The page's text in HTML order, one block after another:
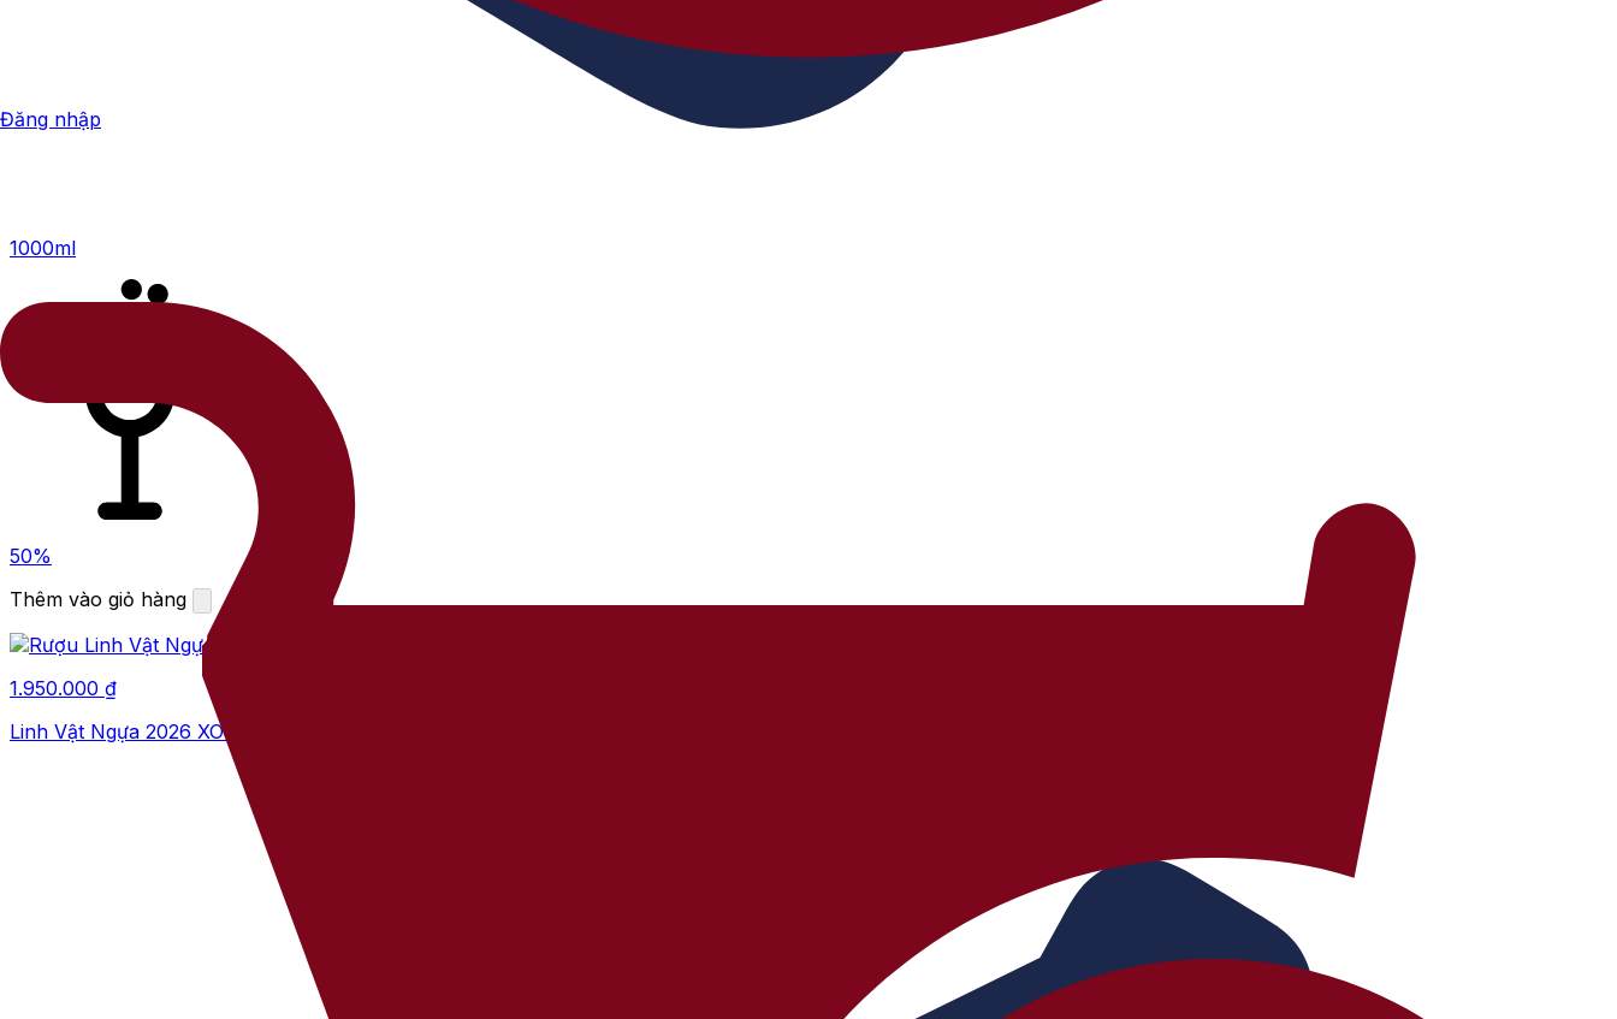
Đăng nhập
1000ml
50%
Thêm vào giỏ hàng
1.950.000 ₫
Linh Vật Ngựa 2026 XO Brandy France